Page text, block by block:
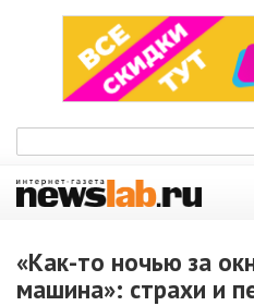
«Как-то ночью за
машина»: страхи и